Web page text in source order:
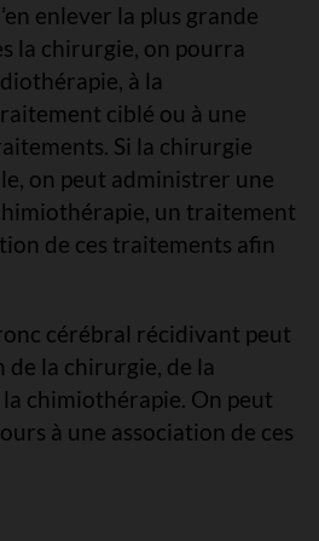
enlever la plus grande
la chirurgie, on pourra
à la
ciblé ou à une
Si la chirurgie
on peut administrer une
un traitement
de ces traitements afin
cérébral récidivant peut
la chirurgie, de la
chimiothérapie. On peut
à une association de ces